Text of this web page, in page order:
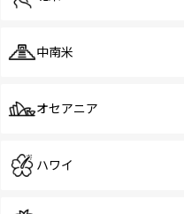
中南米
オセアニア
ハワイ